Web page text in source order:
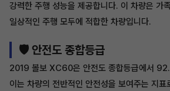
강력한 주행 성능을 제공합니다. 이 차량은 가
일상적인 주행 모두에 적합한 차량입니다.
🛡️ 안전도 종합등급
2019 볼보 XC60은 안전도 종합등급에서
이는 차량의 전반적인 안전성을 보여주는 지표